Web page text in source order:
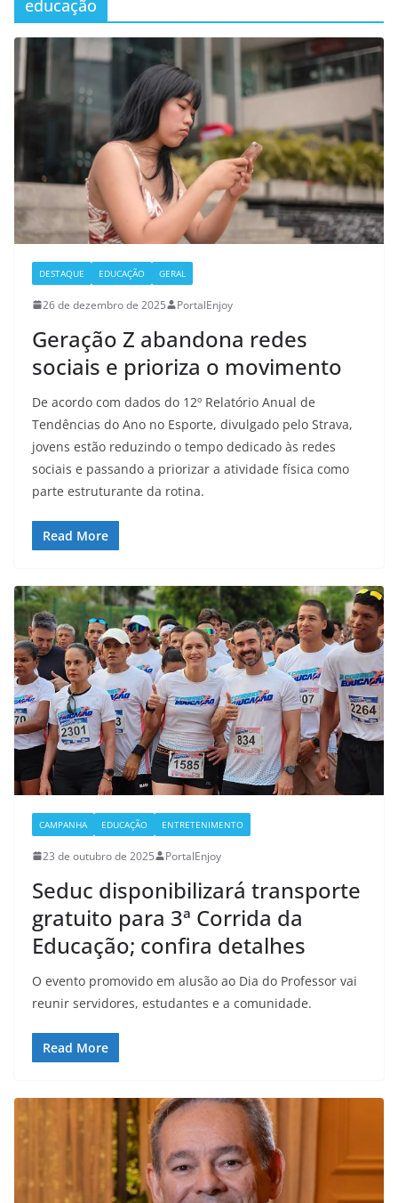
educação
DESTAQUE EDUCAÇÃO GERAL
26 de dezembro de 2025 PortalEnjoy
Geração Z abandona redes
sociais e prioriza o movimento
De acordo com dados do 12º Relatório Anual de
Tendências do Ano no Esporte, divulgado pelo Strava,
jovens estão reduzindo o tempo dedicado às redes
sociais e passando a priorizar a atividade física como
parte estruturante da rotina.
Read More
CAMPANHA EDUCAÇÃO ENTRETENIMENTO
23 de outubro de 2025 PortalEnjoy
Seduc disponibilizará transporte
gratuito para 3ª Corrida da
Educação; confira detalhes
O evento promovido em alusão ao Dia do Professor vai
reunir servidores, estudantes e a comunidade.
Read More